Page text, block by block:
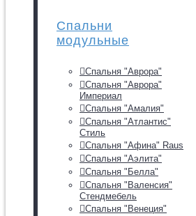
Спальни
модульные
Спальня "Аврора"
Спальня "Аврора"
Империал
Спальня "Амалия"
Спальня "Атлантис"
Стиль
Спальня "Афина" Raus
Спальня "Аэлита"
Спальня "Белла"
Спальня "Валенсия"
Стендмебель
Спальня "Венеция"